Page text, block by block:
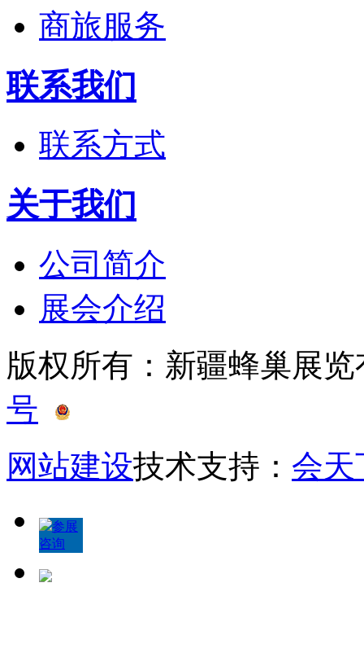
商旅服务
联系我们
联系方式
关于我们
公司简介
展会介绍
版权所有：新疆蜂巢展
号
网站建设技术支持： 会天
参展
咨询